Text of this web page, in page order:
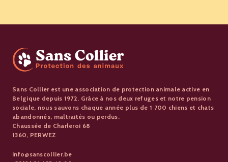
Sans Collier est une association de protection animale active en
Belgique depuis 1972. Grâce à nos deux refuges et notre pension
sociale, nous sauvons chaque année plus de 1 700 chiens et chats
abandonnés, maltraités ou perdus.
Chaussée de Charleroi 68
1360, PERWEZ
info@sanscollier.be